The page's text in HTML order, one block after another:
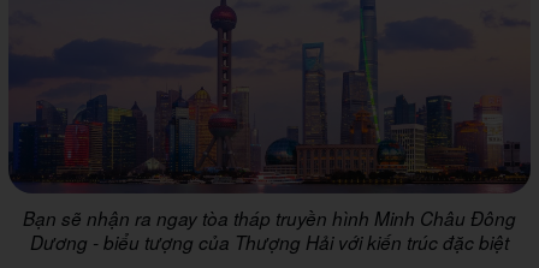
Bạn sẽ nhận ra ngay tòa tháp truyền hình Minh Châu Đông
Dương - biểu tượng của Thượng Hải với kiến trúc đặc biệt